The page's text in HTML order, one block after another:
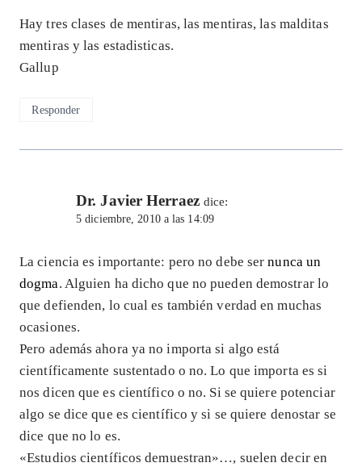
Hay tres clases de mentiras, las mentiras, las malditas
mentiras y las estadisticas.
Gallup
Responder
Dr. Javier Herraez dice:
5 diciembre, 2010 a las 14:09
La ciencia es importante: pero no debe sernunca un
dogma. Alguien ha dicho que no pueden demostrar lo
que defienden, lo cual es también verdad en muchas
ocasiones.
Pero además ahora ya no importa si algo está
científicamente sustentado o no. Lo que importa es si
nos dicen que es científico o no. Si se quiere potenciar
algo se dice que es científico y si se quiere denostar se
dice que no lo es.
«Estudios científicos demuestran»…, suelen decir en